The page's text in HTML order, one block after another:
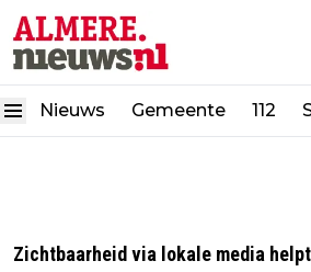
Nieuws Gemeente 112
Zichtbaarheid via lokale media